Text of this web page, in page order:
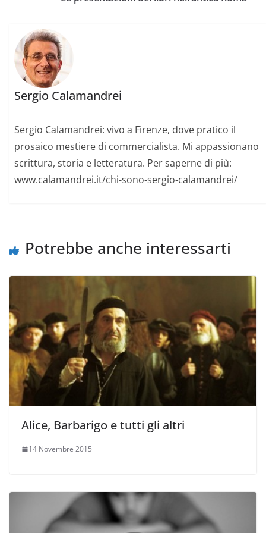
Sergio Calamandrei
Sergio Calamandrei: vivo a Firenze, dove pratico il
prosaico mestiere di commercialista. Mi appassionano
scrittura, storia e letteratura. Per saperne di più:
www.calamandrei.it/chi-sono-sergio-calamandrei/
Potrebbe anche interessarti
Alice, Barbarigo e tutti gli altri
14 Novembre 2015